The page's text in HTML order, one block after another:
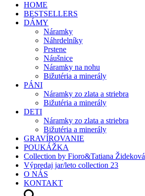
HOME
BESTSELLERS
DÁMY
Náramky
Náhrdelníky
Prstene
Náušnice
Náramky na nohu
Bižutéria a minerály
PÁNI
Náramky zo zlata a striebra
Bižutéria a minerály
DETI
Náramky zo zlata a striebra
Bižutéria a minerály
GRAVÍROVANIE
POUKÁŽKA
Collection by Fioro&Tatiana Žideková
Výpredaj jar/leto collection 23
O NÁS
KONTAKT